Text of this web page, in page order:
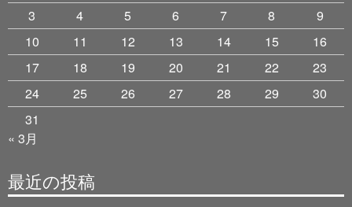
3
4 5 6 7 8
9
10
11 12 13 14 15
16
17
18 19 20 21 22
23
24
25 26 27 28 29
30
31
« 3月
最近の投稿